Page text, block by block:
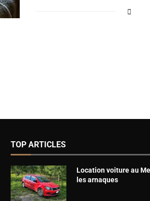
TOP ARTICLES
Location voiture au
les arnaques